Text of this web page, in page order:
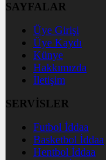
SAYFALAR
Üye Girişi
Üye Kaydı
Künye
Hakkımızda
İletişim
SERVİSLER
Futbol İddaa
Basketbol İddaa
Hentbol İddaa